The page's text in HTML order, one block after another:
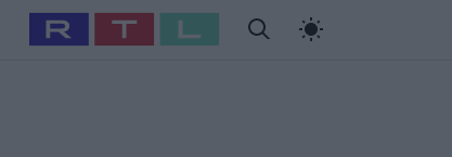
Babits Marcella Szellő István Most Wanted